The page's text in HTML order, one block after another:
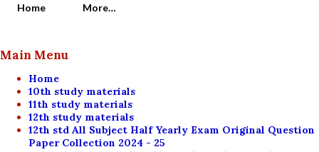
Home
More…
Main Menu
Home
10th study materials
11th study materials
12th study materials
12th std All Subject Half Yearly Exam Original Question
Paper Collection 2024 - 25